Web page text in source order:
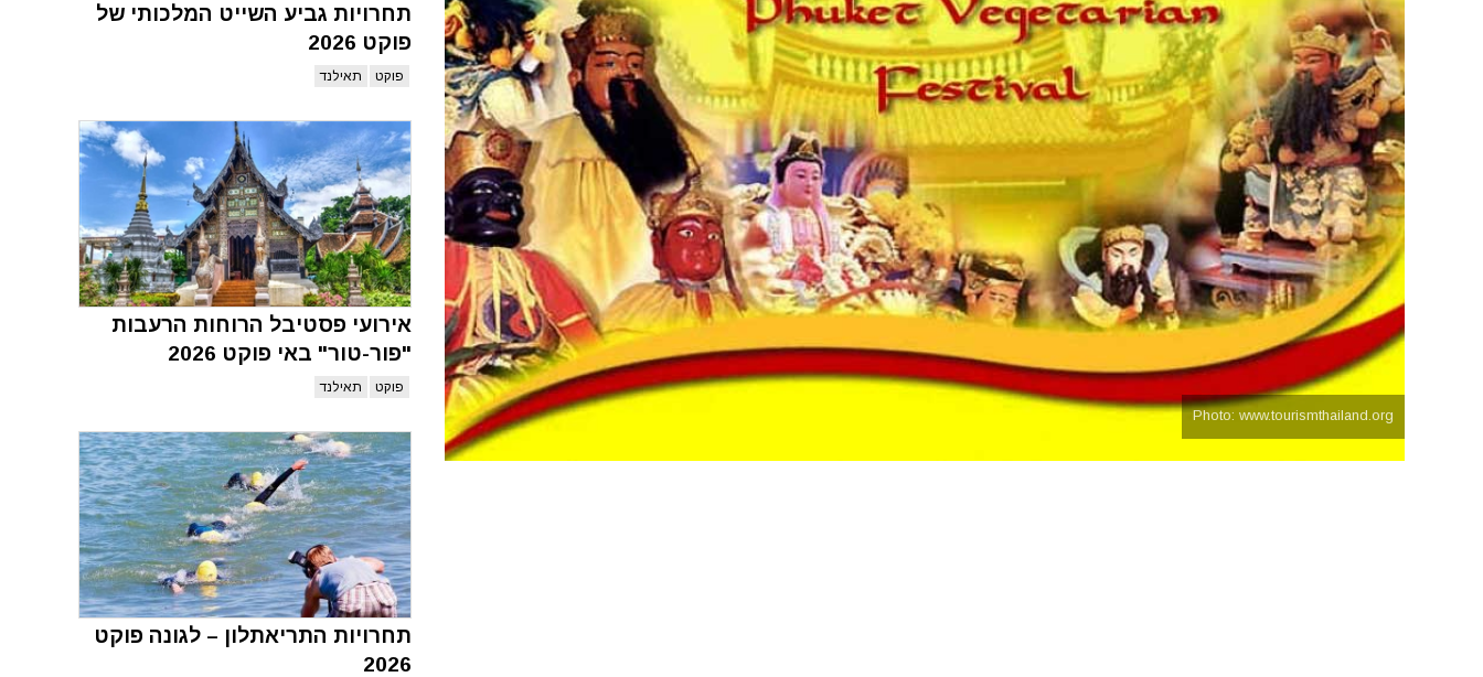
תחרויות גביע השייט המלכותי של
פוקט 2026
פוקט תאילנד
אירועי פסטיבל הרוחות הרעבות
"פור-טור" באי פוקט 2026
פוקט תאילנד
תחרויות התריאתלון – לגונה פוקט
2026
Photo: www.tourismthailand.org